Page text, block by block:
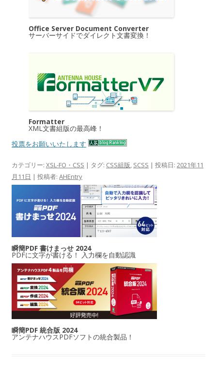
Office Server Document Converter
サーバーサイドでダイレクト文書変換！
Formatter
XML文書組版の最高峰！
投票をお願いいたします
カテゴリー: XSL-FO・CSS | タグ: CSS組版, SCSS | 投稿日: 2021年11
月11日 | 投稿者: AHEntry
瞬簡PDF 書けまっせ 2024
PDFに文字が書ける！ 入力欄を自動認識
瞬簡PDF 統合版 2024
アンテナハウスPDFソフトの統合製品！